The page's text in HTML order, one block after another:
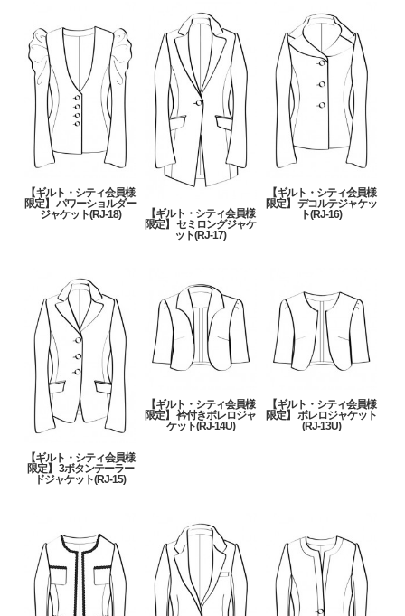
【ギルト・シティ会員様
限定】 パワーショルダー
ジャケット(RJ-18)
【ギルト・シティ会員様
限定】 セミロングジャケ
ット(RJ-17)
【ギルト・シティ会員様
限定】 デコルテジャケッ
ト(RJ-16)
【ギルト・シティ会員様
限定】 3ボタンテーラー
ドジャケット(RJ-15)
【ギルト・シティ会員様
限定】 衿付きボレロジャ
ケット(RJ-14U)
【ギルト・シティ会員様
限定】 ボレロジャケット
(RJ-13U)